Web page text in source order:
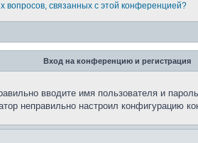
вопросов, связанных с этой конференцией?
Вход на конференцию и регистрация
вводите имя пользователя и
неправильно настроил конфигурацию